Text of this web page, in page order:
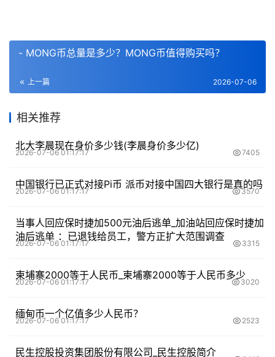
- MONG币总量是多少？MONG币值得购买吗？
上一篇 2026-07-06
相关推荐
北大李晨现在身价多少钱(李晨身价多少亿)
2026-07-06 01:17:17 7405
中国银行已正式对接Pi币 派币对接中国四大银行是真的吗
2026-07-06 01:17:17 3570
当事人回应保时捷加500元油后逃单_加油站回应保时捷加
油后逃单 ：已退钱给员工，警方正扩大范围调查
2026-07-06 01:17:17 3315
柬埔寨2000等于人民币_柬埔寨2000等于人民币多少
2026-07-06 01:17:17 3020
缅甸币一个亿值多少人民币？
2026-07-06 01:17:17 2523
民生控股投资集团股份有限公司_民生控股简介